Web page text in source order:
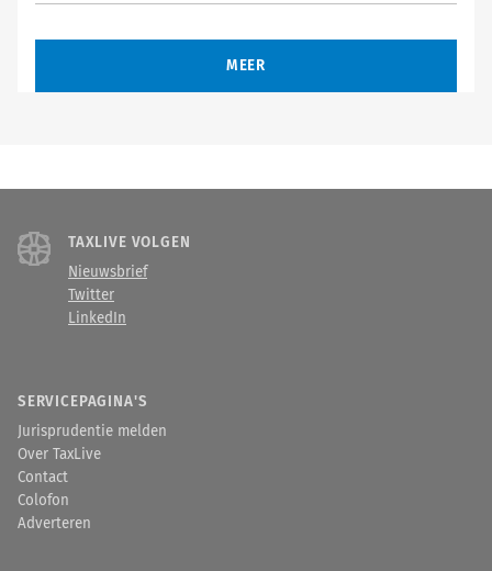
MEER
TAXLIVE VOLGEN
Nieuwsbrief
Twitter
LinkedIn
SERVICEPAGINA'S
Jurisprudentie melden
Over TaxLive
Contact
Colofon
Adverteren